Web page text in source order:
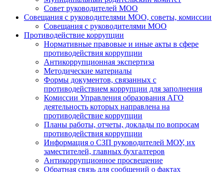
Совет руководителей МОО
Совещания с руководителями МОО, советы, комиссии
Совещания с руководителями МОО
Противодействие коррупции
Нормативные правовые и иные акты в сфере
противодействия коррупции
Антикоррупционная экспертиза
Методические материалы
Формы документов, связанных с
противодействием коррупции для заполнения
Комиссии Управления образования АГО
деятельность которых направлена на
противодействие коррупции
Планы работы, отчеты, доклады по вопросам
противодействия коррупции
Информация о СЗП руководителей МОУ, их
заместителей, главных бухгалтеров
Антикоррупционное просвещение
Обратная связь для сообщений о фактах